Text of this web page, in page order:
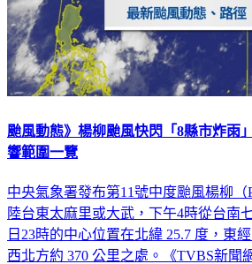
颱風動態》楊柳颱風快閃「8縣市炸雨
響範圍一覽
中央氣象署發布第11號中度颱風楊柳
陸台東太麻里或大武，下午4時從台南
日23時的中心位置在北緯 25.7 度，東
西北方約 370 公里之處。《TVBS新聞